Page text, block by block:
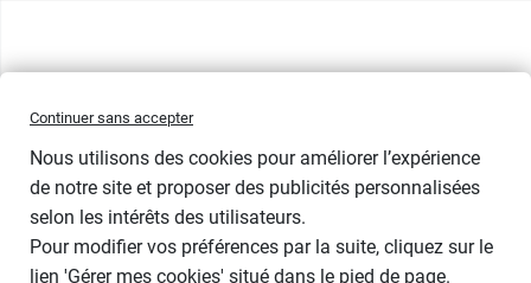
Continuer sans accepter
Nous utilisons des cookies pour améliorer l’expérience
de notre site et proposer des publicités personnalisées
selon les intérêts des utilisateurs.
Pour modifier vos préférences par la suite, cliquez sur le
lien 'Gérer mes cookies' situé dans le pied de page.